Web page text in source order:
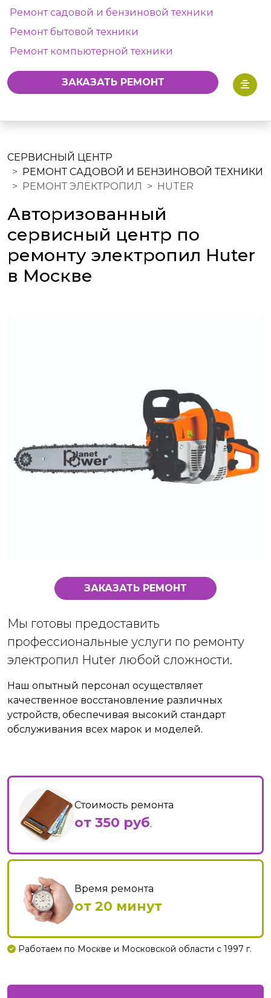
Ремонт садовой и бензиновой техники
Ремонт бытовой техники
Ремонт компьютерной техники
ЗАКАЗАТЬ РЕМОНТ
СЕРВИСНЫЙ ЦЕНТР
РЕМОНТ САДОВОЙ И БЕНЗИНОВОЙ ТЕХНИКИ
РЕМОНТ ЭЛЕКТРОПИЛ
HUTER
Авторизованный
сервисный центр по
ремонту электропил Huter
в Москве
ЗАКАЗАТЬ РЕМОНТ
Мы готовы предоставить
профессиональные услуги по ремонту
электропил Huter любой сложности.
Наш опытный персонал осуществляет
качественное восстановление различных
устройств, обеспечивая высокий стандарт
обслуживания всех марок и моделей.
Стоимость ремонта
от 350 руб.
Время ремонта
от 20 минут
Работаем по Москве и Московской области с 1997 г.